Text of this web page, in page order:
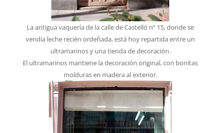
La antigua vaquería de la calle de Castelló nº 15, donde se
vendía leche recién ordeñada, está hoy repartida entre un
ultramarinos y una tienda de decoración.
El ultramarinos mantiene la decoración original, con bonitas
molduras en madera al exterior.